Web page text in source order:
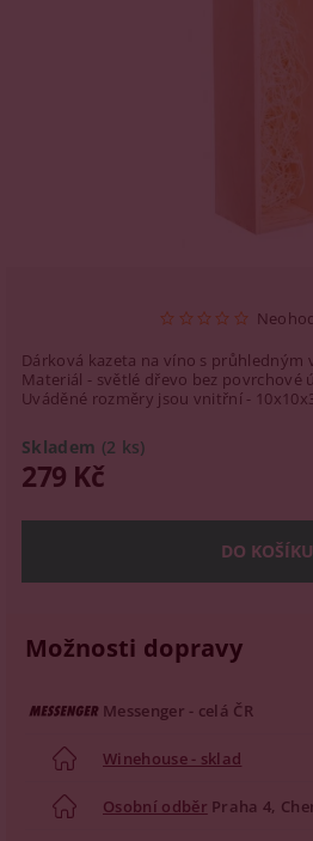
Dárková kazeta na víno s průhledným
Materiál - světlé dřevo bez povrchové
Uváděné rozměry jsou vnitřní -
Skladem (2 ks)
279 Kč
Možnosti dopravy
Messenger - celá ČR
Winehouse - sklad
Osobní odběr Praha 4,